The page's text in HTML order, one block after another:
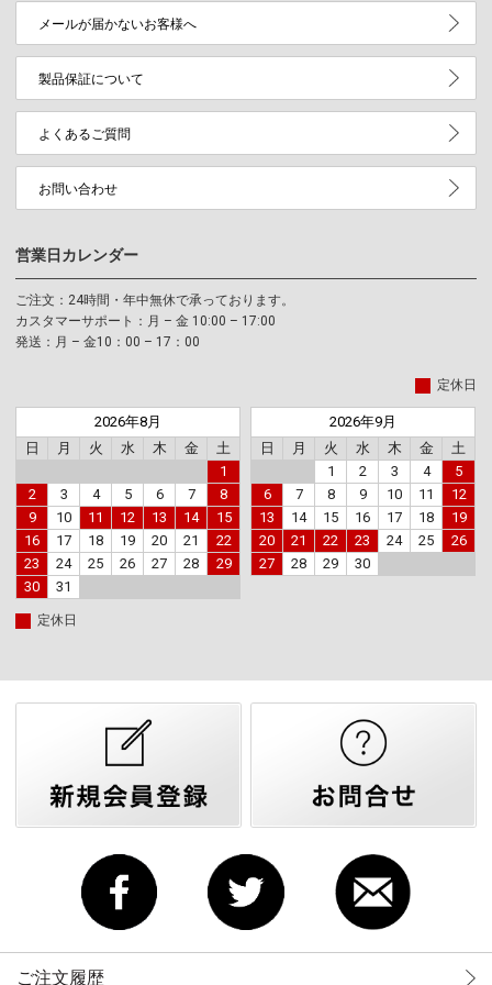
メールが届かないお客様へ
製品保証について
よくあるご質問
お問い合わせ
営業日カレンダー
ご注文：24時間・年中無休で承っております。
カスタマーサポート：月 – 金 10:00 – 17:00
発送：月 – 金10：00 – 17：00
定休日
2026年8月
日
月 火 水 木 金
土
1
2
3 4 5 6 7
8
9
10 11 12 13 14
15
16
17 18 19 20 21
22
23
24 25 26 27 28
29
30
31
2026年9月
日
月 火 水 木 金
土
1
2 3 4
5
6
7 8 9 10 11
12
13
14 15 16 17 18
19
20
21 22 23 24 25
26
27
28 29 30
定休日
ご注文履歴